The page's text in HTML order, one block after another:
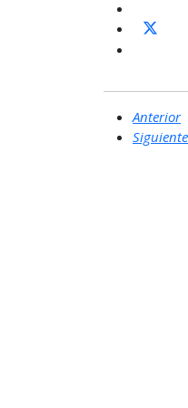
Anterior
Siguiente